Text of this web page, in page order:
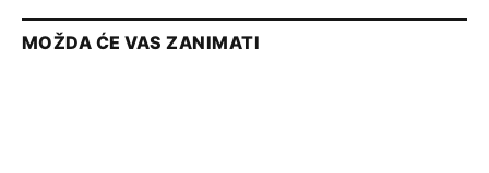
MOŽDA ĆE VAS ZANIMATI